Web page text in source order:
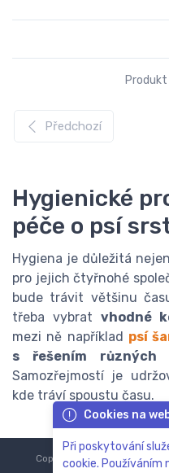
Předchozí
Hygienické
péče o psí
Hygiena je důležitá
pro jejich čtyřnohé
bude trávit většinu
třeba vybrat vhodné
mezi ně například psí
s řešením
Samozřejmostí je
kde tráví spoustu času.
Cookies na
Při poskytování
cookie. Používáním
Copyright © 2018-2024